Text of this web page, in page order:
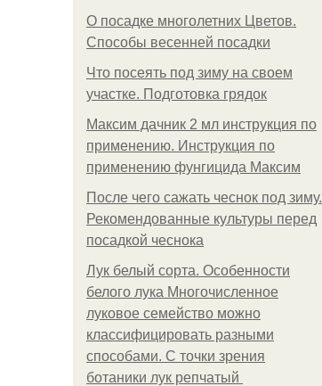
О посадке многолетних Цветов.
Способы весенней посадки
Что посеять под зиму на своем
участке. Подготовка грядок
Максим дачник 2 мл инструкция по
применению. Инструкция по
применению фунгицида Максим
После чего сажать чеснок под зиму.
Рекомендованные культуры перед
посадкой чеснока
Лук белый сорта. Особенности
белого лука Многочисленное
луковое семейство можно
классифицировать разными
способами. С точки зрения
ботаники лук репчатый